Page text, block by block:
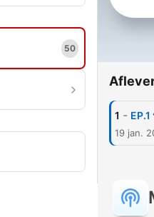
50
1 -
19 jan.